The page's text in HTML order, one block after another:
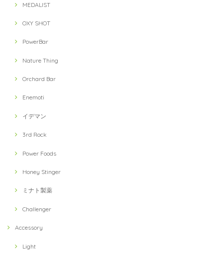
MEDALIST
OXY SHOT
PowerBar
Nature Thing
Orchard Bar
Enemoti
イデマン
3rd Rock
Power Foods
Honey Stinger
ミナト製薬
Challenger
Accessory
Light